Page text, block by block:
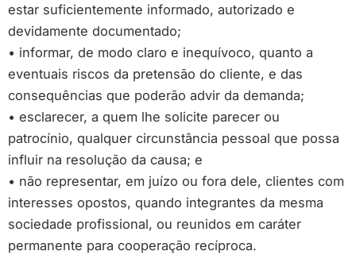
estar suficientemente informado, autorizado e
devidamente documentado;
• informar, de modo claro e inequívoco, quanto a
eventuais riscos da pretensão do cliente, e das
consequências que poderão advir da demanda;
• esclarecer, a quem lhe solicite parecer ou
patrocínio, qualquer circunstância pessoal que possa
influir na resolução da causa; e
• não representar, em juízo ou fora dele, clientes com
interesses opostos, quando integrantes da mesma
sociedade profissional, ou reunidos em caráter
permanente para cooperação recíproca.